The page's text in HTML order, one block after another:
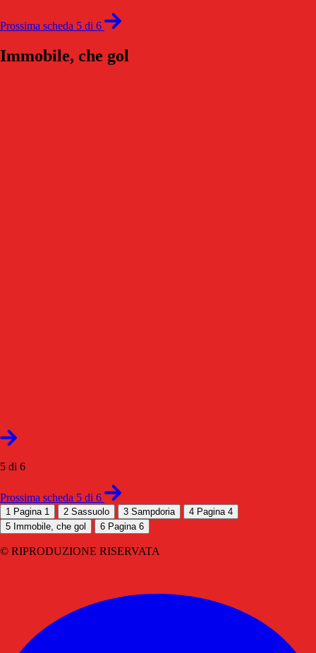
Prossima scheda 5 di 6
Immobile, che gol
5 di 6
Prossima scheda 5 di 6
1 Pagina 1 2 Sassuolo 3 Sampdoria 4 Pagina 4
5 Immobile, che gol 6 Pagina 6
© RIPRODUZIONE RISERVATA